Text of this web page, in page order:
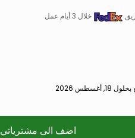
خلال 3 أيام عمل
2026
اضف الى مشترياتي